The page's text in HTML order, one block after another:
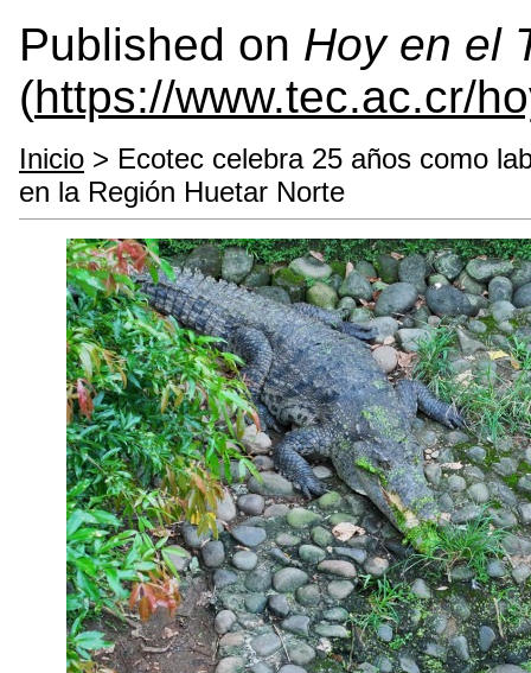
Published on Hoy en el
(https://www.tec.ac.cr/
Inicio > Ecotec celebra 25 años como
en la Región Huetar Norte